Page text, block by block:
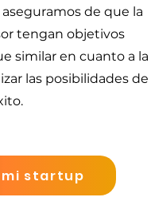
de que la
tengan objetivos
similar en cuanto a la
las posibilidades de
startup